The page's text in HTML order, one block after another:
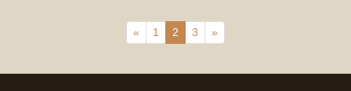
« 1 2 3 »